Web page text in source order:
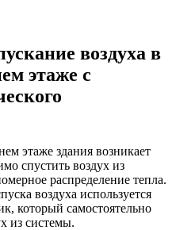
воздуха в
этаже с
этаже здания возникает
спустить воздух из
распределение тепла.
воздуха используется
который самостоятельно
из системы.